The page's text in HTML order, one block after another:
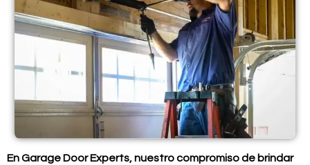
En Garage Door Experts, nuestro compromiso de brindar